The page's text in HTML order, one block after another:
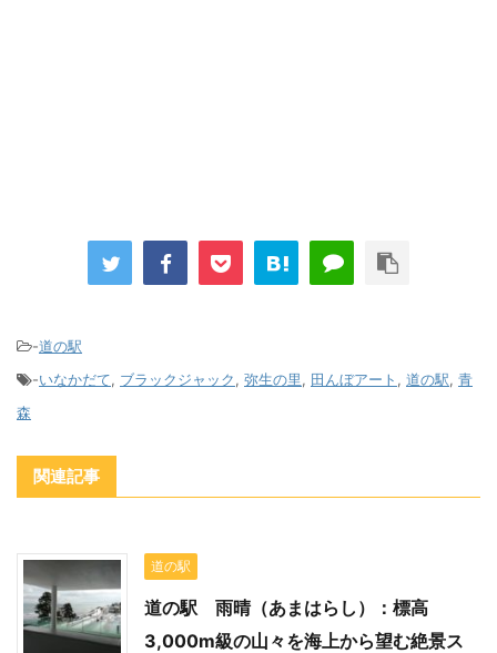
-道の駅
-いなかだて, ブラックジャック, 弥生の里, 田んぼアート , 道の駅, 青
森
関連記事
道の駅
道の駅 雨晴（あまはらし）：標高
3,000m級の山々を海上から望む絶景ス